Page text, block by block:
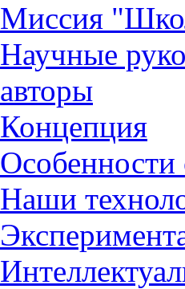
Миссия
Научные
авторы
Концепция
Наши